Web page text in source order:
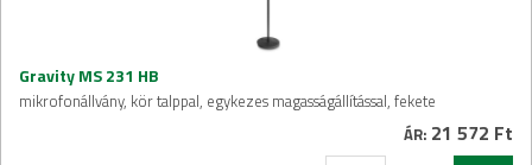
Gravity MS 231 HB
mikrofonállvány, kör talppal, egykezes magasságállítással, fekete
ÁR: 21 572 Ft